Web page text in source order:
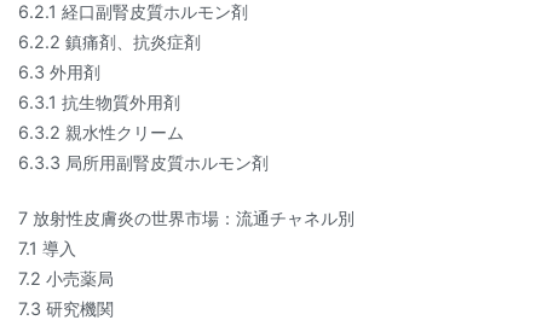
6.2.1 経口副腎皮質ホルモン剤
6.2.2 鎮痛剤、抗炎症剤
6.3 外用剤
6.3.1 抗生物質外用剤
6.3.2 親水性クリーム
6.3.3 局所用副腎皮質ホルモン剤
7 放射性皮膚炎の世界市場：流通チャネル別
7.1 導入
7.2 小売薬局
7.3 研究機関